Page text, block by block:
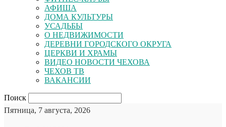
АФИША
ДОМА КУЛЬТУРЫ
УСАДЬБЫ
О НЕДВИЖИМОСТИ
ДЕРЕВНИ ГОРОДСКОГО ОКРУГА
ЦЕРКВИ И ХРАМЫ
ВИДЕО НОВОСТИ ЧЕХОВА
ЧЕХОВ ТВ
ВАКАНСИИ
Поиск
Пятница, 7 августа, 2026